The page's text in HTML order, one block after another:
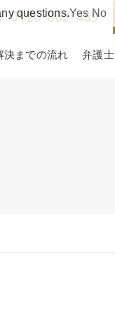
0120-002-489
決までの流れ 弁護士
questions.Yes No